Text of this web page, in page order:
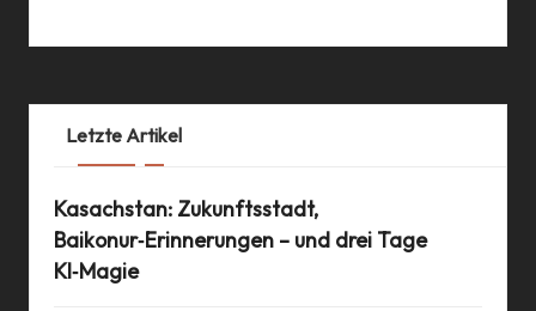
Letzte Artikel
Kasachstan: Zukunftsstadt,
Baikonur‑Erinnerungen – und drei Tage
KI‑Magie